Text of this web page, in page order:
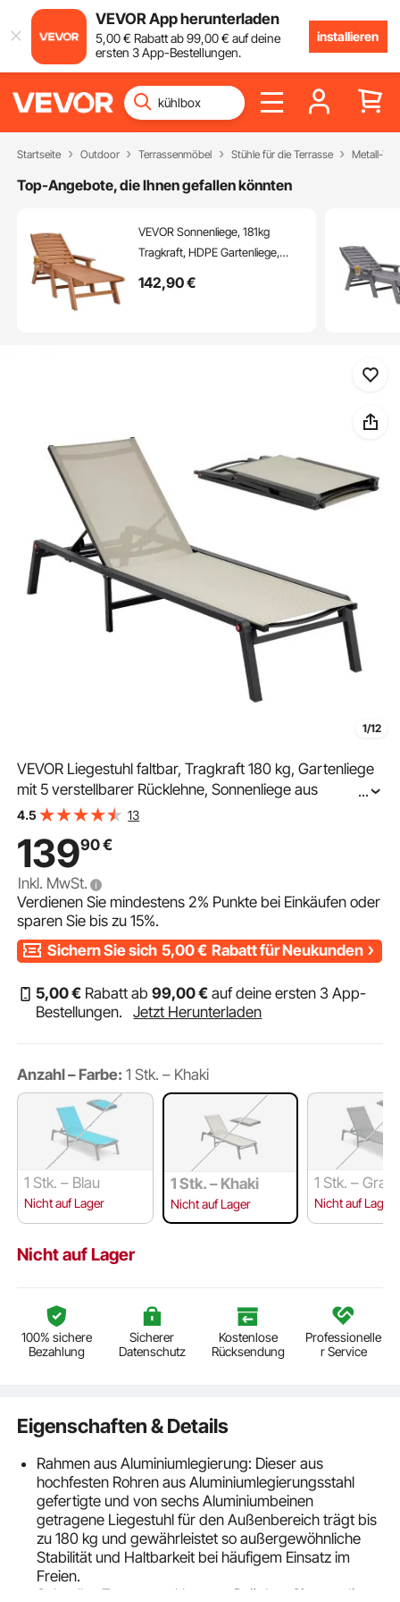
VEVOR App herunterladen
5,00€ Rabatt ab99,00€ auf deine
ersten 3 App-Bestellungen.
installieren
Startseite Outdoor Terrassenmöbel Stühle für die Terrasse Metall-
Top-Angebote, die Ihnen gefallen könnten
VEVOR Sonnenliege, 181kg
Tragkraft, HDPE Gartenliege,
verstellbarer Rückenlehne,
142,90€
1/12
VEVOR Liegestuhl faltbar, Tragkraft 180 kg, Gartenliege
mit 5 verstellbarer Rücklehne, Sonnenliege aus
Aluminium, Strandliege, Relaxliege, Gartenmöbel für
...
4.5 13
13990€
Inkl. MwSt.
Verdienen Sie mindestens2% Punkte bei Einkäufen oder
sparen Sie bis zu15%.
Sichern Sie sich 5,00€ Rabatt für Neukunden
5,00€ Rabatt ab99,00€ auf deine ersten 3 App-
Bestellungen.
Jetzt Herunterladen
Anzahl – Farbe: 1 Stk. – Khaki
1 Stk. – Blau
Nicht auf Lager
1 Stk. – Khaki
Nicht auf Lager
1 Stk. – Grau
Nicht auf Lager
Nicht auf Lager
100% sichere
Bezahlung
Sicherer
Datenschutz
Kostenlose
Rücksendung
Professionelle
r Service
Eigenschaften & Details
Rahmen aus Aluminiumlegierung: Dieser aus
hochfesten Rohren aus Aluminiumlegierungsstahl
gefertigte und von sechs Aluminiumbeinen
getragene Liegestuhl für den Außenbereich trägt bis
zu 180 kg und gewährleistet so außergewöhnliche
Stabilität und Haltbarkeit bei häufigem Einsatz im
Freien.
Schnelles Zusammenklappen: Drücken Sie, um die